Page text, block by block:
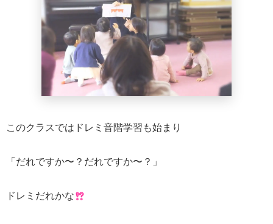
このクラスではドレミ音階学習も始まり
「だれですか〜？だれですか〜？」
ドレミだれかな